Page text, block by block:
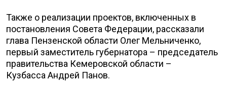
Также о реализации проектов, включенных в
постановления Совета Федерации, рассказали
глава Пензенской области Олег Мельниченко,
первый заместитель губернатора – председатель
правительства Кемеровской области –
Кузбасса Андрей Панов.